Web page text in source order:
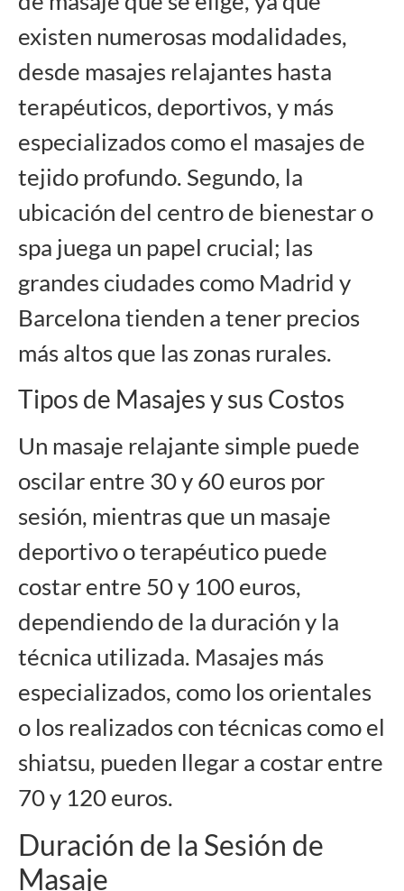
existen numerosas modalidades,
desde masajes relajantes hasta
terapéuticos, deportivos, y más
especializados como el masajes de
tejido profundo. Segundo, la
ubicación del centro de bienestar o
spa juega un papel crucial; las
grandes ciudades como Madrid y
Barcelona tienden a tener precios
más altos que las zonas rurales.
Tipos de Masajes y sus Costos
Un masaje relajante simple puede
oscilar entre 30 y 60 euros por
sesión, mientras que un masaje
deportivo o terapéutico puede
costar entre 50 y 100 euros,
dependiendo de la duración y la
técnica utilizada. Masajes más
especializados, como los orientales
o los realizados con técnicas como el
shiatsu, pueden llegar a costar entre
70 y 120 euros.
Duración de la Sesión de
Masaje